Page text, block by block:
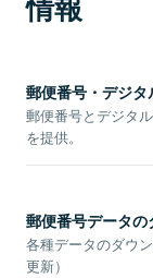
郵便番号・デジ
郵便番号とデジタ
を提供。
郵便番号データの
各種データのダウ
更新）